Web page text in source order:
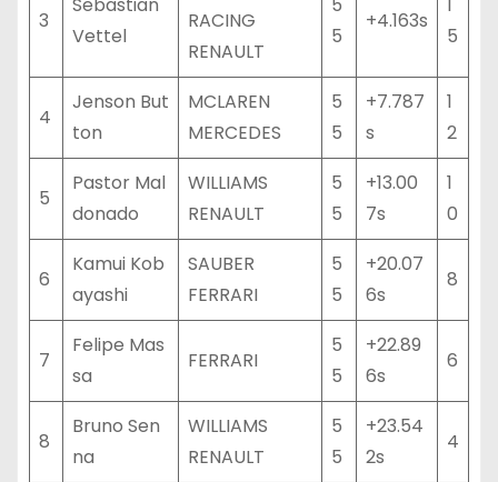
3
Vettel
RACING
RENAULT
5
+4.163s
5
4
Jenson But
ton
MCLAREN
MERCEDES
5
5
+7.787
s
1
2
5
Pastor Mal
donado
WILLIAMS
RENAULT
5
5
+13.00
7s
1
0
6
Kamui Kob
ayashi
SAUBER
FERRARI
5
5
+20.07
6s
8
7
Felipe Mas
sa
FERRARI
5
5
+22.89
6s
6
8
Bruno Sen
na
WILLIAMS
RENAULT
5
5
+23.54
2s
4